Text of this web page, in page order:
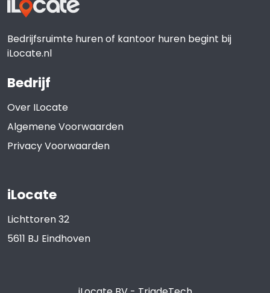
Bedrijfsruimte huren of kantoor huren begint bij
iLocate.nl
Bedrijf
Over ILocate
Algemene Voorwaarden
Privacy Voorwaarden
iLocate
Lichttoren 32
5611 BJ Eindhoven